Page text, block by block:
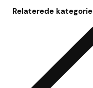
Relaterede